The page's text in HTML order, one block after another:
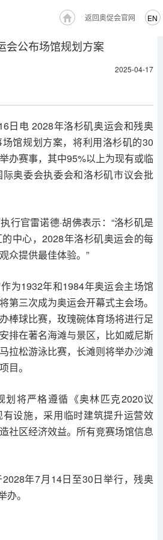
EN
返回奥促会官网
会公布场馆规划方案
2025-04-17
日电 2028年洛杉矶奥运会和残奥
馆规划方案，将利用洛杉矶的30
办赛事，其中95%以上为现有或临
奥委会执委会和洛杉矶市议会批
行官雷诺德·胡佛表示：“洛杉矶是
中心，2028年洛杉矶奥运会的每
众提供最佳体验。”
为1932年和1984年奥运会主场馆
第三次成为奥运会开幕式主会场。
棒球比赛，玫瑰碗体育场将进行足
排在著名海滩与景区，比如威尼斯
拉松游泳比赛，长滩则将举办沙滩
目。
划将严格遵循《奥林匹克2020议
设施，采用临时建筑提升运营效
社区经济效益。所有竞赛场馆信息
年7月14日至30日举行，残奥
。